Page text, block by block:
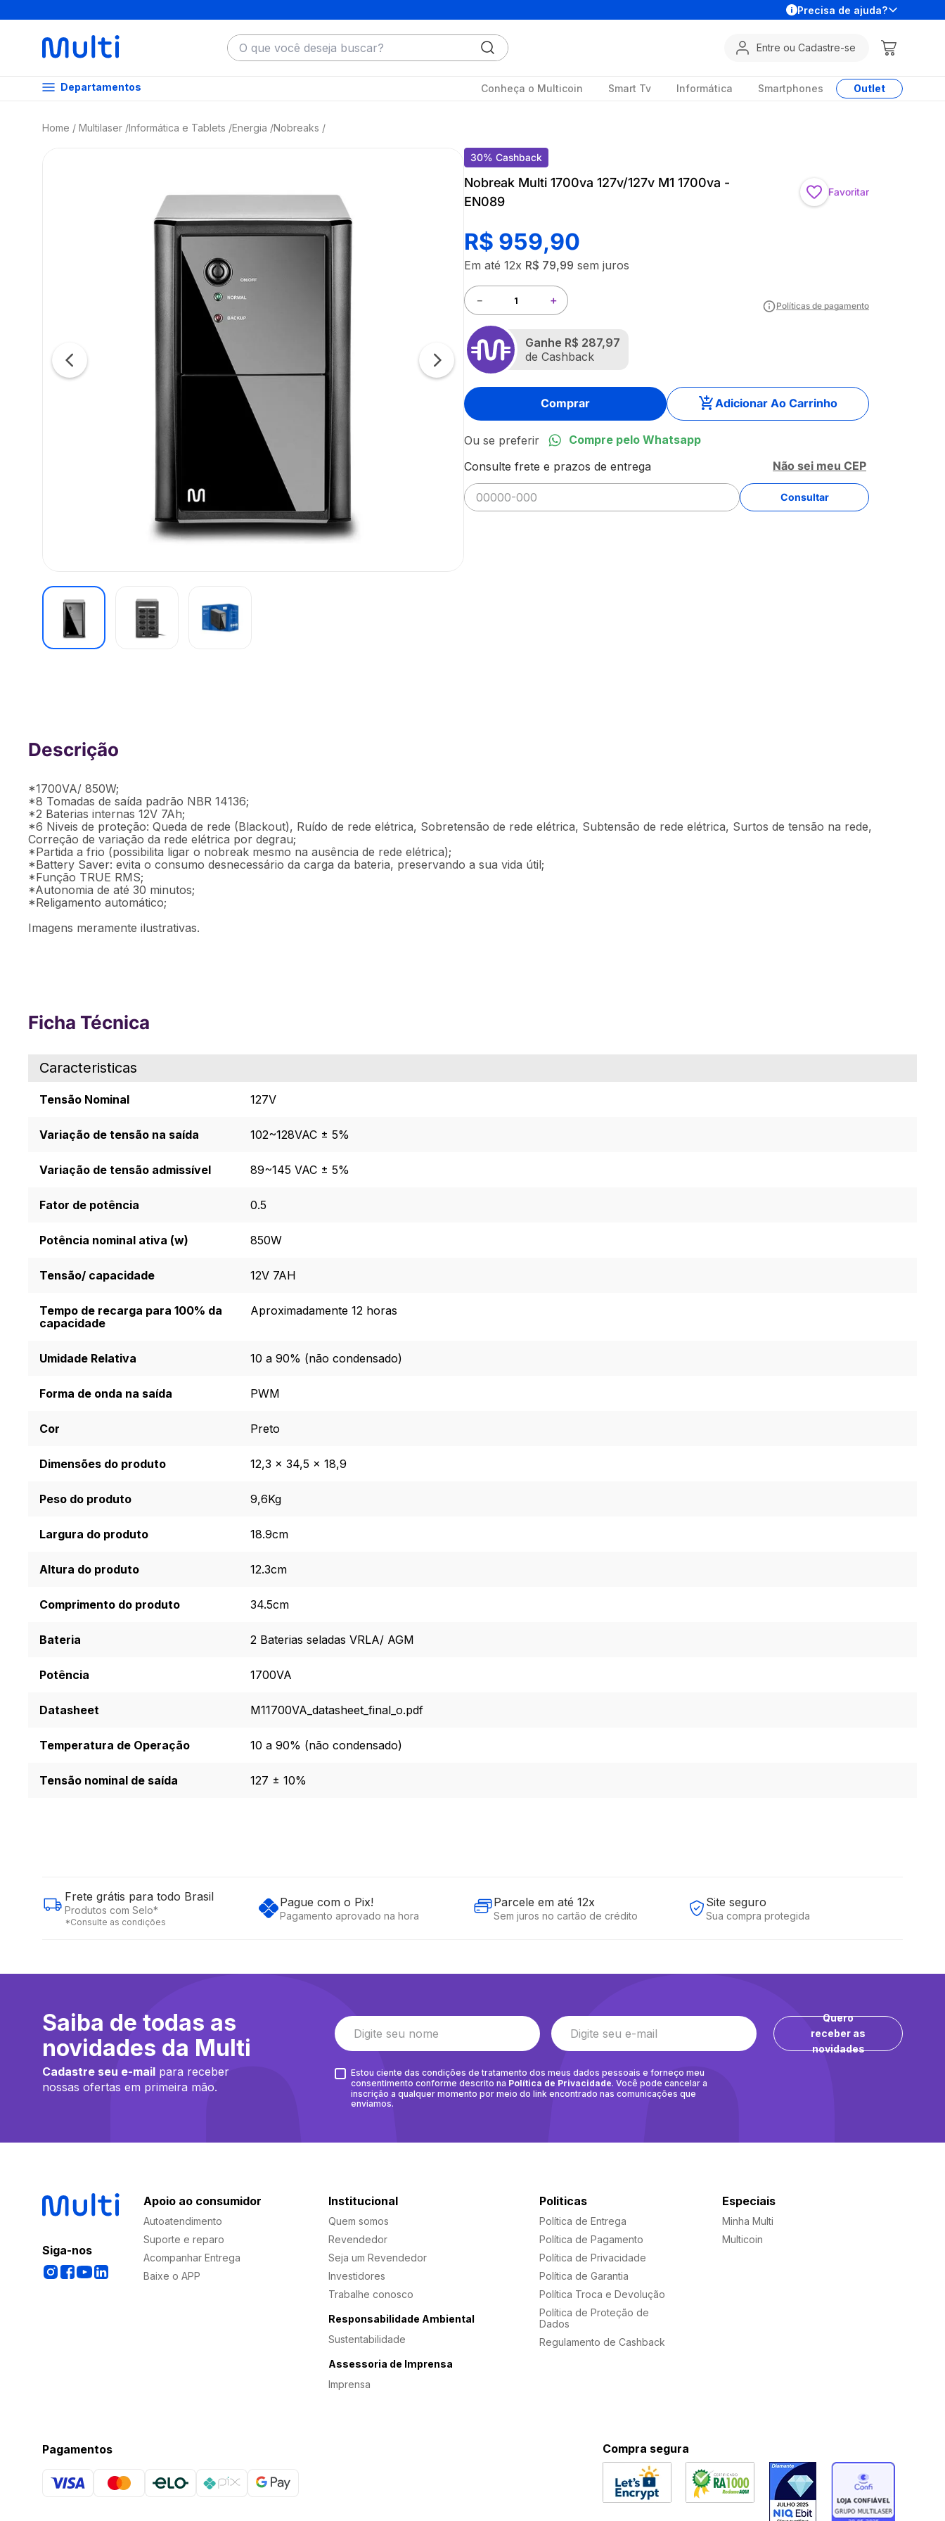
Precisa de ajuda?
O que você deseja buscar?
Entre ou Cadastre-se
Departamentos Conheça o Multicoin Smart Tv Informática Smartphones Outlet
Multilaser Informática e Tablets Energia Nobreaks
30% Cashback
Nobreak Multi 1700va 127v/127v M1 1700va -
EN089
Favoritar
R$ 959,90
Em até 12x R$ 79,99 sem juros
＋
－ Políticas de pagamento
Ganhe R$ 287,97
de Cashback
Comprar Adicionar Ao Carrinho
Compre pelo Whatsapp
Não sei meu CEP
Nobreak Multi 1700va 127v/127v M1 1700va - EN089
*1700VA/ 850W;
*8 Tomadas de saída padrão NBR 14136;
*2 Baterias internas 12V 7Ah;
*6 Niveis de proteção: Queda de rede (Blackout), Ruído de rede elétrica, Sobretensão de rede elétrica, Subtensão de rede elétrica, Surtos de tensão na rede,
Correção de variação da rede elétrica por degrau;
*Partida a frio (possibilita ligar o nobreak mesmo na ausência de rede elétrica);
*Battery Saver: evita o consumo desnecessário da carga da bateria, preservando a sua vida útil;
*Função TRUE RMS;
*Autonomia de até 30 minutos;
*Religamento automático;
Imagens meramente ilustrativas.
Ficha Técnica
Caracteristicas
Tensão Nominal 127V
Variação de tensão na saída 102~128VAC ± 5%
Variação de tensão admissível 89~145 VAC ± 5%
Fator de potência 0.5
Potência nominal ativa (w) 850W
Tensão/ capacidade 12V 7AH
Tempo de recarga para 100% da
capacidade
Aproximadamente 12 horas
Umidade Relativa 10 a 90% (não condensado)
Forma de onda na saída PWM
Cor Preto
Dimensões do produto 12,3 × 34,5 × 18,9
Peso do produto 9,6Kg
Largura do produto 18.9cm
Altura do produto 12.3cm
Comprimento do produto 34.5cm
Bateria 2 Baterias seladas VRLA/ AGM
Potência 1700VA
Datasheet M11700VA_datasheet_final_o.pdf
Temperatura de Operação 10 a 90% (não condensado)
Tensão nominal de saída 127 ± 10%
Frete grátis para todo Brasil
Produtos com Selo*
*Consulte as condições
Pague com o Pix!
Pagamento aprovado na hora
Parcele em até 12x
Sem juros no cartão de crédito
Site seguro
Sua compra protegida
Saiba de todas as
novidades da Multi
Cadastre seu e-mail para receber
nossas ofertas em primeira mão.
Quero
receber as
novidades
Estou ciente das condições de tratamento dos meus dados pessoais e forneço meu
consentimento conforme descrito na Política de Privacidade. Você pode cancelar a
inscrição a qualquer momento por meio do link encontrado nas comunicações que
enviamos.
Siga-nos
Apoio ao consumidor
Autoatendimento
Suporte e reparo
Acompanhar Entrega
Baixe o APP
Institucional
Quem somos
Revendedor
Seja um Revendedor
Investidores
Trabalhe conosco
Responsabilidade Ambiental
Sustentabilidade
Assessoria de Imprensa
Imprensa
Politicas
Política de Entrega
Política de Pagamento
Política de Privacidade
Política de Garantia
Política Troca e Devolução
Política de Proteção de
Dados
Regulamento de Cashback
Especiais
Minha Multi
Multicoin
Pagamentos Compra segura